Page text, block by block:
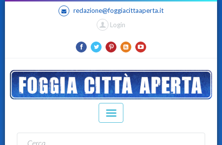
redazione@foggiacittaaperta.it
Login